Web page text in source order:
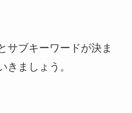
サブキーワードが決ま
きましょう。